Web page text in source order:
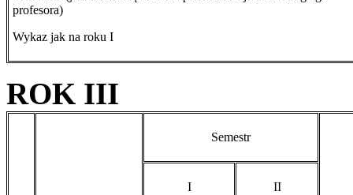
profesora)
Wykaz jak na roku I
ROK III
Semestr
I II